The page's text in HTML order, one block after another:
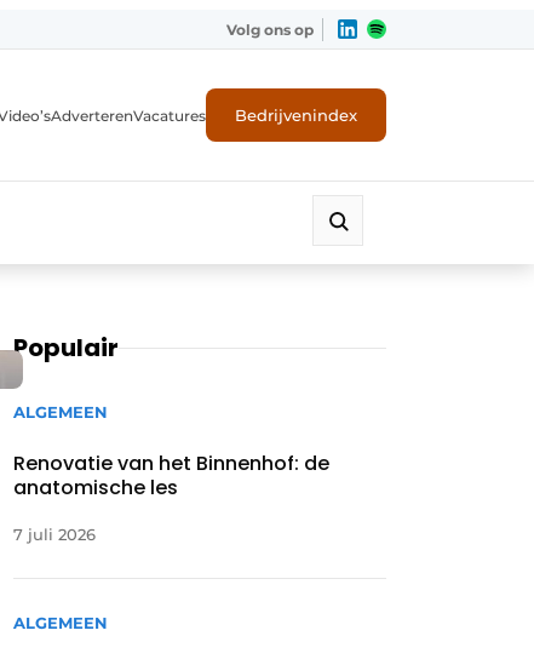
Volg ons op
AdverterenVacatures Bedrijvenindex
Populair
ALGEMEEN
Renovatie van het Binnenhof: de
anatomische les
7 juli 2026
ALGEMEEN